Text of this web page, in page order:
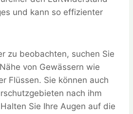
und kann so effizienter
zu beobachten, suchen Sie
von Gewässern wie
Flüssen. Sie können auch
nach ihm
Sie Ihre Augen auf die